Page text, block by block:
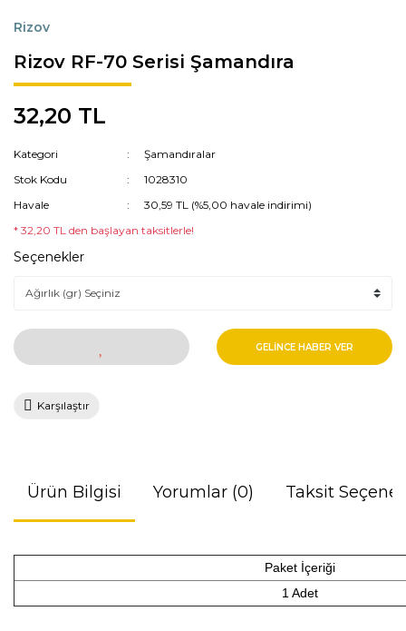
Rizov
Rizov RF-70 Serisi Şamandıra
32,20 TL
Kategori
Şamandıralar
Stok Kodu
1028310
Havale
30,59 TL (%5,00 havale indirimi)
* 32,20 TL den başlayan taksitlerle!
Seçenekler
GELİNCE HABER VER
Karşılaştır
Ürün Bilgisi Yorumlar (0) Taksit
Paket İçeriği
1 Adet